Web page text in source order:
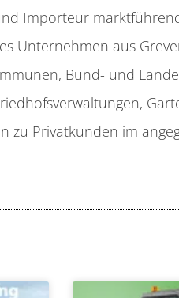
Importeur
Unternehmen aus
Bund- und
zu Privatkunden im
Seite
Seite Seite
SeiteSeite